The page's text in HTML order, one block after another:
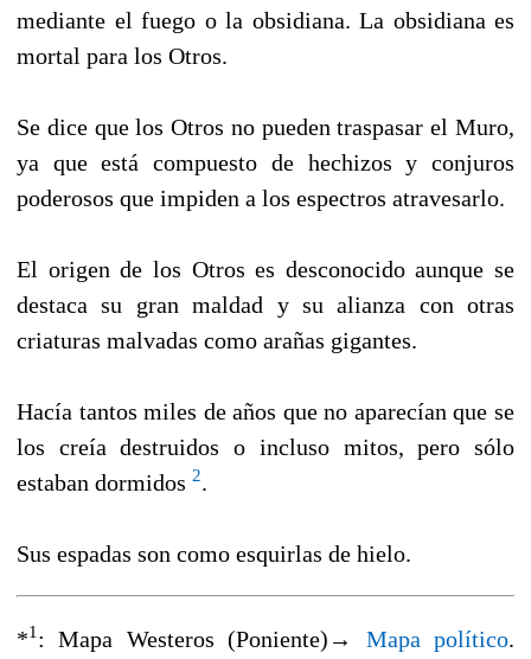
mediante el fuego o la obsidiana. La obsidiana es
mortal para los Otros.
Se dice que los Otros no pueden traspasar el Muro,
ya que está compuesto de hechizos y conjuros
poderosos que impiden a los espectros atravesarlo.
El origen de los Otros es desconocido aunque se
destaca su gran maldad y su alianza con otras
criaturas malvadas como arañas gigantes.
Hacía tantos miles de años que no aparecían que se
los creía destruidos o incluso mitos, pero sólo
estaban dormidos 2.
Sus espadas son como esquirlas de hielo.
*1 : Mapa Westeros (Poniente)→ Mapa político.